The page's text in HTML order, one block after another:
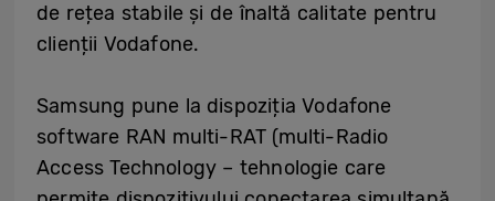
de rețea stabile și de înaltă calitate pentru
clienții Vodafone.
Samsung pune la dispoziția Vodafone
software RAN multi-RAT (multi-Radio
Access Technology – tehnologie care